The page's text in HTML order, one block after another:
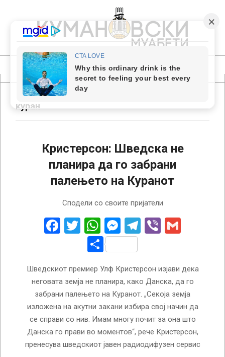
content
КУМАНОВСКИ
МУАБЕТИ
Primary
Navigation
Menuкуран
Кристерсон: Шведска не
планира да го забрани
палењето на Куранот
Сподели со своите пријатели
Facebook
Twitter
WhatsApp
Messenger
Telegram
Viber
Share
Шведскиот премиер Улф Кристерсон изјави дека
неговата земја не планира, како Данска, да го
забрани палењето на Куранот. „Секоја земја
изложена на акутни закани избира свој начин да
се справи со нив. Имам многу почит за она што
Данска го прави во моментов“, рече Кристерсон,
пренесува шведскиот јавен радиодифузен сервис